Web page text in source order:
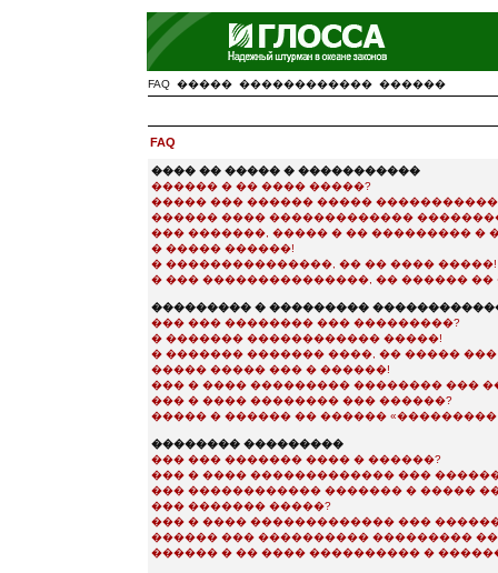
FAQ ����� ������������ ������
FAQ
���� �� ����� � �����������
������ � �� ���� �����?
����� ��� ������ �����
������ ���� �������������
��� �������, ����� � �� ��������� �
� ����� ������!
� ���������������, �� �� ���� �����!
� ��� ���������������, �� ������ ��
��������� � ���������
��� ��� �������� ��� ���������?
� ������� ������������ �����!
� ������� ������� ����, �� �����
����� ����� ��� � ������!
��� � ���� ��������� �������� ���
��� � ���� �������� ��� ������?
����� � ������ �� ������ «���������
�������� ���������
��� ��� ������� ���� � ������?
��� � ���� ������������� ���
��� ������������ ������� � �����
��� ������� �����?
��� � ���� ������������� ���
������ ��� ���������� ���������
������ � �� ���� ���������� �